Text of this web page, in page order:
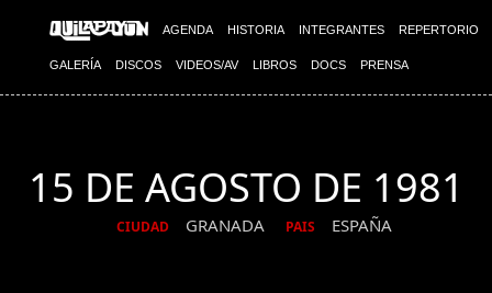
AGENDA HISTORIA INTEGRANTES REPERTORIO
GALERÍA DISCOS VIDEOS/AV LIBROS DOCS PRENSA
15 DE AGOSTO DE 1981
CIUDAD GRANADA PAIS ESPAÑA